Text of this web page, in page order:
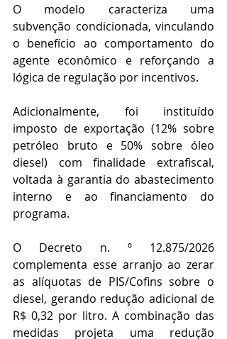
O modelo caracteriza uma
subvenção condicionada, vinculando
o benefício ao comportamento do
agente econômico e reforçando a
lógica de regulação por incentivos.
Adicionalmente, foi instituído
imposto de exportação (12% sobre
petróleo bruto e 50% sobre óleo
diesel) com finalidade extrafiscal,
voltada à garantia do abastecimento
interno e ao financiamento do
programa.
O Decreto n. º 12.875/2026
complementa esse arranjo ao zerar
as alíquotas de PIS/Cofins sobre o
diesel, gerando redução adicional de
R$ 0,32 por litro. A combinação das
medidas projeta uma redução